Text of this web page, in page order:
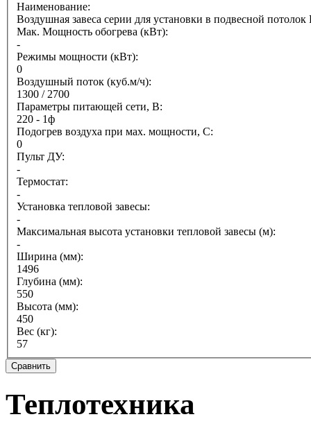
Наименование:
Воздушная завеса серии для установки в подвесной
Мак. Мощность обогрева (кВт):
-
Режимы мощности (кВт):
0
Воздушный поток (куб.м/ч):
1300 / 2700
Параметры питающей сети, В:
220 - 1ф
Подогрев воздуха при мах. мощности, С:
0
Пульт ДУ:
-
Термостат:
-
Установка тепловой завесы:
-
Максимальная высота установки тепловой завесы (м):
-
Ширина (мм):
1496
Глубина (мм):
550
Высота (мм):
450
Вес (кг):
57
Теплотехника